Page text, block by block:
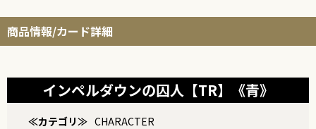
商品情報/カード詳細
インペルダウンの囚人【TR】《青》
≪カテゴリ≫ CHARACTER